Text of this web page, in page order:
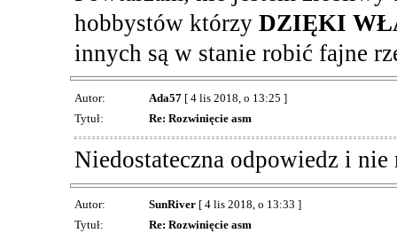
hobbystów którzy DZIĘKI
innych są w stanie robić fajne
Autor: Ada57[ 4 lis 2018, o 13:25 ]
Tytuł:
Re: Rozwinięcie asm
Niedostateczna odpowiedz i
Autor: SunRiver[ 4 lis 2018, o 13:33 ]
Tytuł:
Re: Rozwinięcie asm